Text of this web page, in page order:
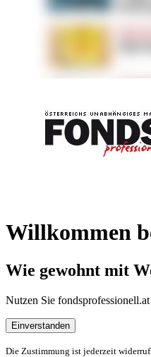
Willkommen
Wie gewohnt mit
Nutzen Sie
Einverstanden
Die Zustimmung ist jederzeit